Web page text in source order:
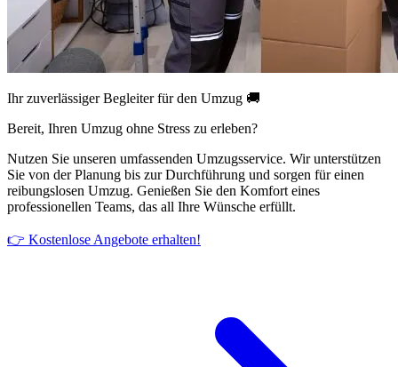
Ihr zuverlässiger Begleiter für den Umzug 🚚
Bereit, Ihren Umzug ohne Stress zu erleben?
Nutzen Sie unseren umfassenden Umzugsservice. Wir unterstützen
Sie von der Planung bis zur Durchführung und sorgen für einen
reibungslosen Umzug. Genießen Sie den Komfort eines
professionellen Teams, das all Ihre Wünsche erfüllt.
👉 Kostenlose Angebote erhalten!